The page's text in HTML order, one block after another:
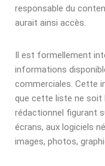
responsable du
aurait ainsi accès.
Il est formellement
informations
commerciales. Cette
que cette liste ne soit
rédactionnel figurant
écrans, aux logiciels
images, photos,